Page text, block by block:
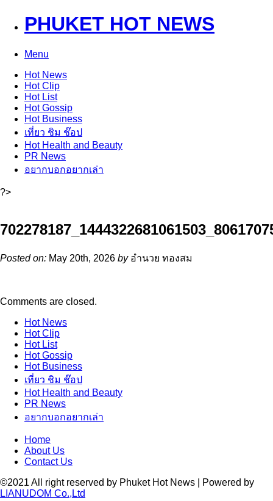
PHUKET HOT NEWS
Menu
HotNews
HotClip
HotList
HotGossip
HotBusiness
เที่ยว ชิม ช๊อป
HotHealth and Beauty
PR News
อยากบอกอยากเล่า
?>
Posted on: May 20th, 2026 byอำนวย ทองสม
Comments are closed.
HotNews
HotClip
HotList
HotGossip
HotBusiness
เที่ยว ชิม ช๊อป
HotHealth and Beauty
PR News
อยากบอกอยากเล่า
Home
About Us
Contact Us
©2021 All right reserved by Phuket Hot News | Powered by
LIANUDOM Co.,Ltd